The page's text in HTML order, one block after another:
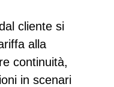
cliente si
alla
continuità,
in scenari